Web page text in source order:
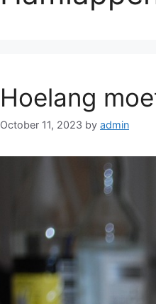
Hoelang
October 11, 2023 by admin